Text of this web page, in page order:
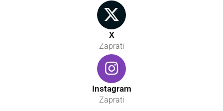
X
Zaprati
Instagram
Zaprati